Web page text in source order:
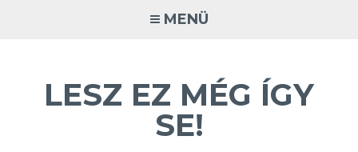
MENÜ
LESZ EZ MÉG ÍGY
SE!